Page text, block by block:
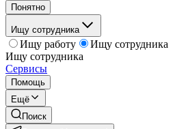
Понятно
Ищу сотрудника
Ищу работу
Ищу сотрудника
Ищу сотрудника
Сервисы
Помощь
Ещё
Поиск